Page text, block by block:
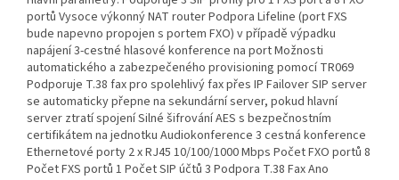
portů Vysoce výkonný NAT router Podpora Lifeline (port FXS
bude napevno propojen s portem FXO) v případě výpadku
napájení 3-cestné hlasové konference na port Možnosti
automatického a zabezpečeného provisioning pomocí TR069
Podporuje T.38 fax pro spolehlivý fax přes IP Failover SIP server
se automaticky přepne na sekundární server, pokud hlavní
server ztratí spojení Silné šifrování AES s bezpečnostním
certifikátem na jednotku Audiokonference 3 cestná konference
Ethernetové porty 2 x RJ45 10/100/1000 Mbps Počet FXO portů 8
Počet FXS portů 1 Počet SIP účtů 3 Podpora T.38 Fax Ano